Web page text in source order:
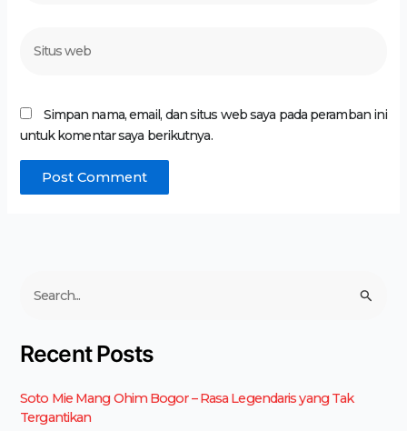
web
Simpan nama, email, dan situs web saya pada peramban ini
untuk komentar saya berikutnya.
i
n
t
Recent Posts
Soto Mie Mang Ohim Bogor – Rasa Legendaris yang Tak
Tergantikan